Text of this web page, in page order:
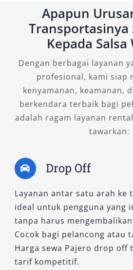
dan efisiensi bahan bakar di
atau antar kota dengan
yang baik, tipe Exceed AT
Fitur standar yang lengkap
elegan membuatnya cocok
harian, wisata keluarga,
perusahaan. Harga sewa
relatif lebih ekonomis,
rasional bagi penyewa
perjalanan yang stabil.
2. Pajero Dakar AT 4×2
Tipe ini menawarkan
fitur lebih lengkap dibanding
harus menggunakan sistem
untuk pelanggan yang
mewah namun tetap
kegiatan bisnis maupun
Pajero Dakar untuk disewa
Apapun
Transportasinya
Kepada Salsa
Dengan berbagai layanan
profesional, kami siap
kenyamanan, keamanan,
berkendara terbaik bagi
adalah ragam layanan
tawarkan:
Drop Off
Layanan antar satu arah ke
ideal untuk pengguna yang
tanpa harus
Cocok bagi pelancong atau
Harga sewa Pajero drop off
tarif kompetitif.